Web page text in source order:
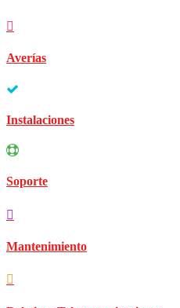
Averías
Instalaciones
Soporte
Mantenimiento